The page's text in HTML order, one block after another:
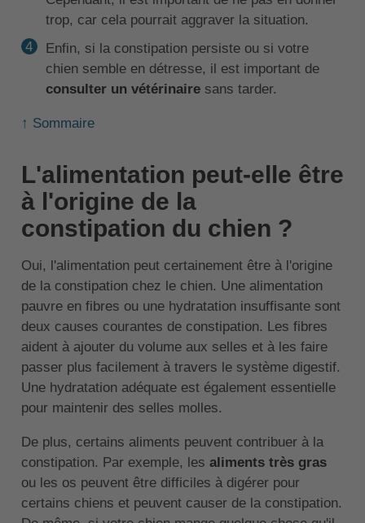
trop, car cela pourrait aggraver la situation.
Enfin, si la constipation persiste ou si votre
chien semble en détresse, il est important de
consulter un vétérinairesans tarder.
↑ Sommaire
L'alimentation peut-elle être
à l'origine de la
constipation du chien ?
Oui, l'alimentation peut certainement être à l'origine
de la constipation chez le chien. Une alimentation
pauvre en fibres ou une hydratation insuffisante sont
deux causes courantes de constipation. Les fibres
aident à ajouter du volume aux selles et à les faire
passer plus facilement à travers le système digestif.
Une hydratation adéquate est également essentielle
pour maintenir des selles molles.
De plus, certains aliments peuvent contribuer à la
constipation. Par exemple, les aliments très gras
ou les os peuvent être difficiles à digérer pour
certains chiens et peuvent causer de la constipation.